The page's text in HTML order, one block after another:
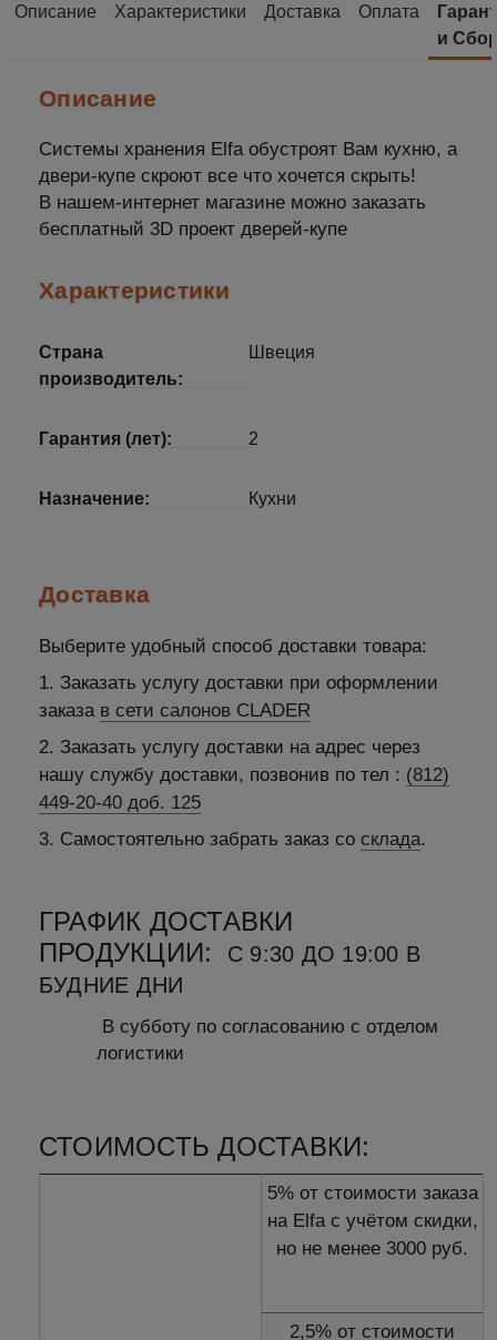
Описание Характеристики Доставка Оплата
и
Описание
Системы хранения Elfa обустроят Вам кухню, а
двери-купе скроют все что хочется скрыть!
В нашем-интернет магазине можно заказать
бесплатный 3D проект дверей-купе
Характеристики
Страна
производитель:
Швеция
Гарантия (лет): 2
Назначение: Кухни
Доставка
Выберите удобный способ доставки товара:
1. Заказать услугу доставки при оформлении
заказа в сети салонов CLADER
2. Заказать услугу доставки на адрес через
нашу службу доставки, позвонив по тел : (812)
449-20-40 доб. 125
3. Самостоятельно забрать заказ со склада.
ГРАФИК ДОСТАВКИ
ПРОДУКЦИИ:
С 9:30 ДО 19:00 В
БУДНИЕ ДНИ
В субботу по согласованию с отделом
логистики
СТОИМОСТЬ ДОСТАВКИ:
5% от стоимости заказа
на Elfa с учётом скидки,
но не менее 3000 руб.
2,5% от стоимости